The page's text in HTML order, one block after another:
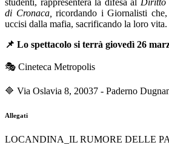
studenti, rappresenterà la difesa al Diritto
di Cronaca, ricordando i Giornalisti
uccisi dalla mafia, sacrificando la loro vita.
📌 Lo spettacolo si terrà giovedì 26
🎭 Cineteca Metropolis
🔷 Via Oslavia 8, 20037 - Paderno
Allegati
LOCANDINA_IL RUMORE DELLE